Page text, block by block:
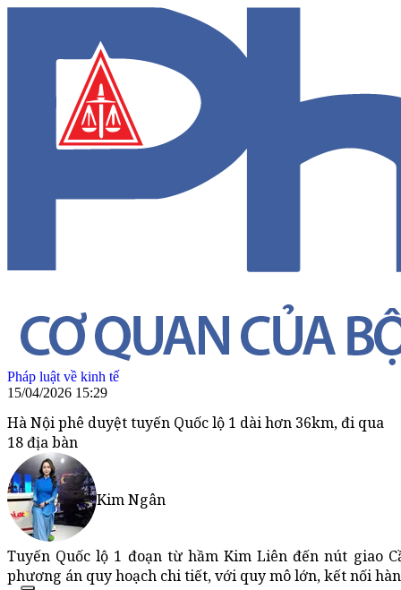
Pháp luật về kinh tế
15/04/2026 15:29
Hà Nội phê duyệt tuyến Quốc lộ 1 dài hơn 36km, đi qua
18 địa bàn
Kim Ngân
Tuyến Quốc lộ 1 đoạn từ hầm Kim Liên đến nút giao
phương án quy hoạch chi tiết, với quy mô lớn, kết nối